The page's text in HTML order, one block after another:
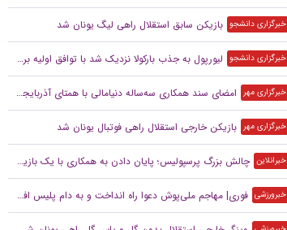
خبرگزاری دانشجو بازیکن سابق استقلال راهی لیگ یونان شد
خبرگزاری دانشجو لیورپول به جذب بارکولا نزدیک شد با توافق اولیه بر سر انتقال ستاره PSG
خبرگزاری مهر امضای سند همکاری سه‌ساله دنیامالی با همتای آذربایجانی
خبرگزاری مهر بازیکن خارجی استقلال راهی فوتبال یونان شد
خبرانلاین چالش بزرگ پرسپولیس؛ پایان دادن به همکاری با یک بازیکن!
خبرورزشی فوری| مهاجم ملی‌پوش دعوا راه انداخت و به دام پلیس افتاد!